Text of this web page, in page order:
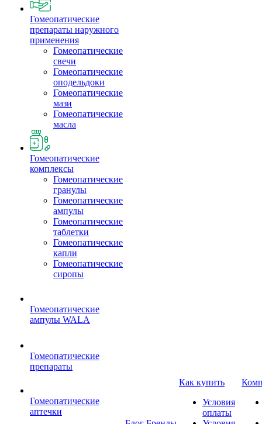
Гомеопатические
препараты наружного
применения
Гомеопатические
свечи
Гомеопатические
оподельдоки
Гомеопатические
мази
Гомеопатические
масла
Гомеопатические
комплексы
Гомеопатические
гранулы
Гомеопатические
ампулы
Гомеопатические
таблетки
Гомеопатические
капли
Гомеопатические
сиропы
Гомеопатические
ампулы WALA
Гомеопатические
препараты
Гомеопатические
аптечки
Как купить
Условия
оплаты